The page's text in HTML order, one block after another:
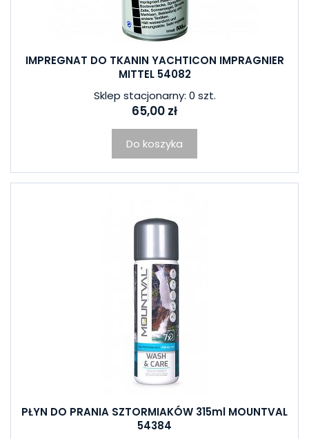
IMPREGNAT DO TKANIN YACHTICON IMPRAGNIER
MITTEL 54082
Sklep stacjonarny: 0 szt.
65,00 zł
Do koszyka
PŁYN DO PRANIA SZTORMIAKÓW 315ml MOUNTVAL
54384